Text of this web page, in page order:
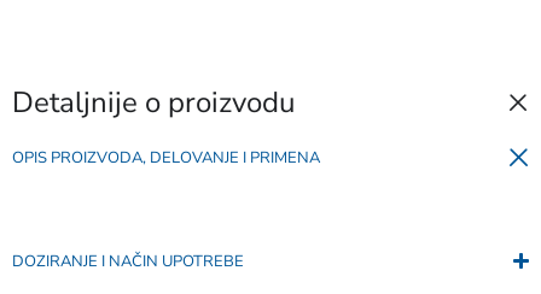
Detaljnije o proizvodu
OPIS PROIZVODA, DELOVANJE I PRIMENA
DOZIRANJE I NAČIN UPOTREBE